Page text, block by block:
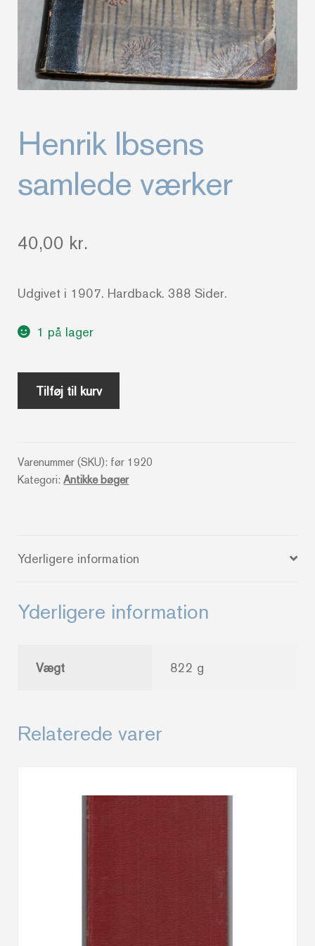
Henrik Ibsens
samlede værker
40,00 kr.
Udgivet i 1907. Hardback. 388 Sider.
1 på lager
Henrik
antal
Tilføj til kurv
Varenummer (SKU): før 1920
Kategori:Antikke bøger
Yderligere information
Yderligere information
Vægt 822 g
Relaterede varer